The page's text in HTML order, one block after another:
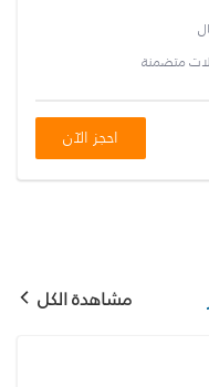
متضمنة
احجز الآن
مشاهدة الكل